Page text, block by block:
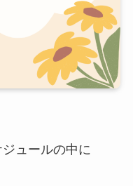
ュールの中に